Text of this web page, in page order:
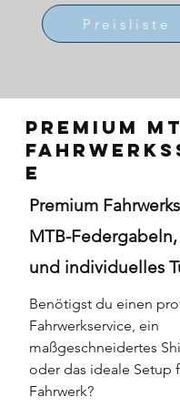
Preisliste
Premium
e
Premium
MTB-
und individuelles
Benötigst du einen
Fahrwerkservice, ein
maßgeschneidertes
oder das ideale Setup
Fahrwerk?